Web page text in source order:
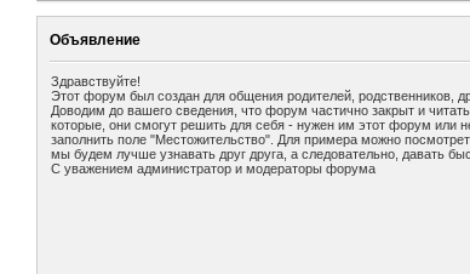
Объявление
Здравствуйте!
Этот форум был создан для общения родителей, родственников,
Доводим до вашего сведения, что форум частично закрыт и
которые, они смогут решить для себя - нужен им этот форум или
заполнить поле "Местожительство". Для примера можно
мы будем лучше узнавать друг друга, а следовательно, давать
С уважением администратор и модераторы форума